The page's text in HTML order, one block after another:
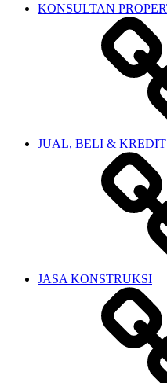
KONSULTAN
JUAL, BELI &
JASA KONSTRUKSI